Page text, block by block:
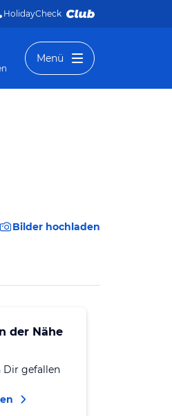
HolidayCheck
Menü
Bilder hochladen
der Nähe
Dir gefallen